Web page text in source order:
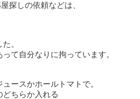
探しの依頼などは、
。
て自分なりに拘っています。
ースかホールトマトで。
どちらか入れる